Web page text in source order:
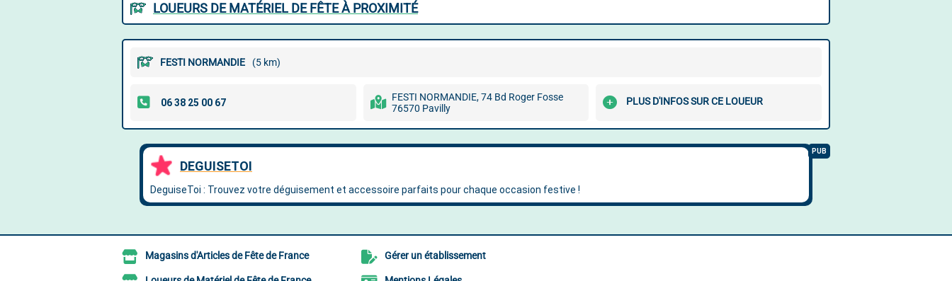
LOUEURS DE MATÉRIEL DE FÊTE À PROXIMITÉ
FESTI NORMANDIE (5 km)
FESTI NORMANDIE, 74 Bd Roger Fosse
76570 Pavilly
PLUS D'INFOS SUR CE LOUEUR
Magasins d'Articles de Fête de France Gérer un établissement